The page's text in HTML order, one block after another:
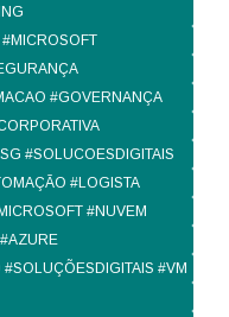
#GOVERNANÇA
#SOLUCOESDIGITAIS
#LOGISTA
#NUVEM
#VM